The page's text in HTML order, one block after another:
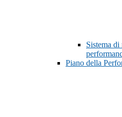
Sistema
Piano della